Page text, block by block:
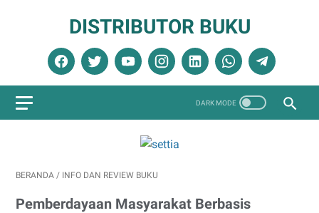
DISTRIBUTOR BUKU
BERANDA / INFO DAN REVIEW BUKU
Pemberdayaan Masyarakat Berbasis